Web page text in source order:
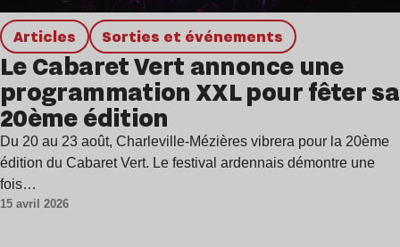
Articles Sorties et événements
Le Cabaret Vert annonce une
programmation XXL pour fêter sa
20ème édition
Du 20 au 23 août, Charleville-Mézières vibrera pour la 20ème
édition du Cabaret Vert. Le festival ardennais démontre une
fois…
15 avril 2026